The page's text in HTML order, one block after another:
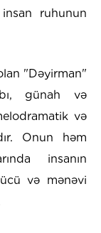
ruhunun
"Dəyirman"
günah və
və
Onun həm
insanın
və mənəvi